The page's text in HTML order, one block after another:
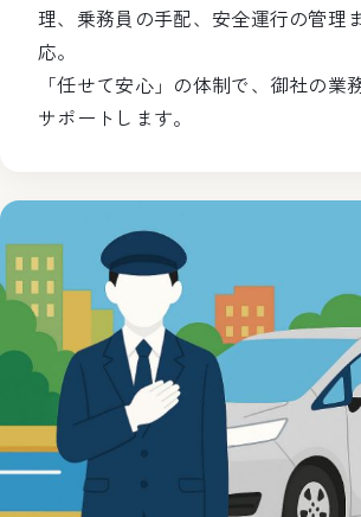
理、乗務員の手配、安全運行の管理
応。
「任せて安心」の体制で、御社の業
サポートします。